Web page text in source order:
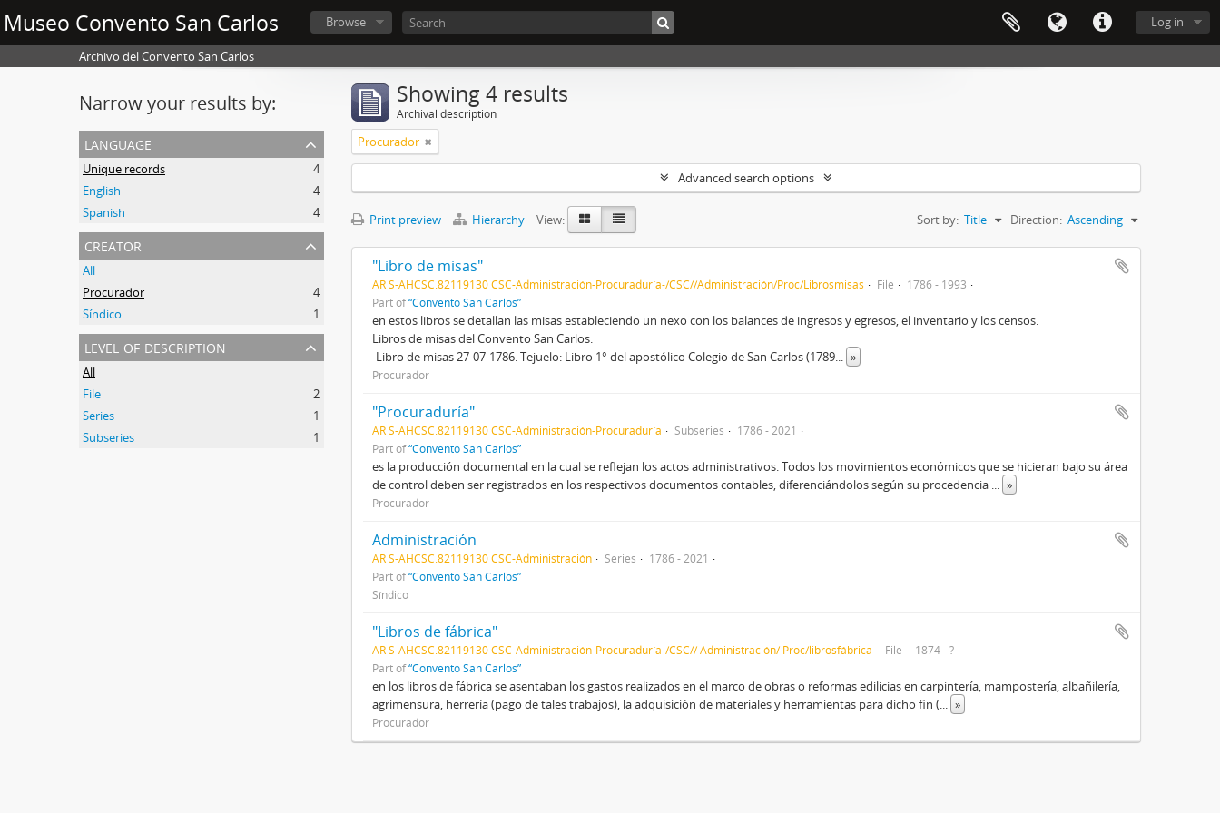
Museo Convento San Carlos Log in
Browse
Archivo del Convento San Carlos
Narrow your results by:
language
Unique records
4
English
4
Spanish
4
creator
All
Procurador
4
Síndico
1
level of description
All
File
2
Series
1
Subseries
1
Showing 4 results
Archival description
Procurador
Advanced search options
Print preview Hierarchy View: Sort by: Title Direction: Ascending
"Libro de misas"
AR S-AHCSC.82119130 CSC-Administración-Procuraduría-/CSC//Administración/Proc/Librosmisas File
1786 - 1993
Part of“Convento San Carlos”
en estos libros se detallan las misas estableciendo un nexo con los balances de ingresos y egresos, el inventario y los censos.
Libros de misas del Convento San Carlos:
-Libro de misas 27-07-1786. Tejuelo: Libro 1° del apostólico Colegio de San Carlos (1789... »
Procurador
"Procuraduría"
AR S-AHCSC.82119130 CSC-Administración-Procuraduría Subseries
1786 - 2021
Part of“Convento San Carlos”
es la producción documental en la cual se reflejan los actos administrativos. Todos los movimientos económicos que se hicieran bajo su área
de control deben ser registrados en los respectivos documentos contables, diferenciándolos según su procedencia ... »
Procurador
Administración
AR S-AHCSC.82119130 CSC-Administración Series
1786 - 2021
Part of“Convento San Carlos”
Síndico
"Libros de fábrica"
AR S-AHCSC.82119130 CSC-Administración-Procuraduría-/CSC// Administración/ Proc/librosfábrica File
1874 - ?
Part of“Convento San Carlos”
en los libros de fábrica se asentaban los gastos realizados en el marco de obras o reformas edilicias en carpintería, mampostería, albañilería,
agrimensura, herrería (pago de tales trabajos), la adquisición de materiales y herramientas para dicho fin (... »
Procurador